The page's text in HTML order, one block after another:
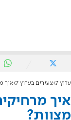
ערוץ 7 צעירים בערוץ 7 איך
איך
מצוות?